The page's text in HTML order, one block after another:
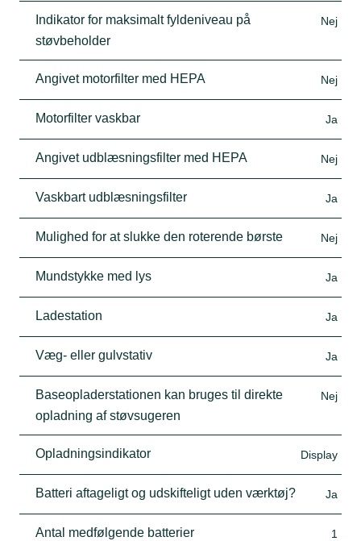
Indikator for maksimalt fyldeniveau på
støvbeholder
Nej
Angivet motorfilter med HEPA Nej
Motorfilter vaskbar Ja
Angivet udblæsningsfilter med HEPA Nej
Vaskbart udblæsningsfilter Ja
Mulighed for at slukke den roterende børste Nej
Mundstykke med lys Ja
Ladestation Ja
Væg- eller gulvstativ Ja
Baseopladerstationen kan bruges til direkte
opladning af støvsugeren
Nej
Opladningsindikator Display
Batteri aftageligt og udskifteligt uden værktøj? Ja
Antal medfølgende batterier 1